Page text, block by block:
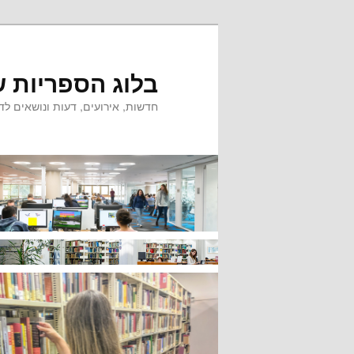
בלוג
חדשות, אירועים, דעות ונושאים